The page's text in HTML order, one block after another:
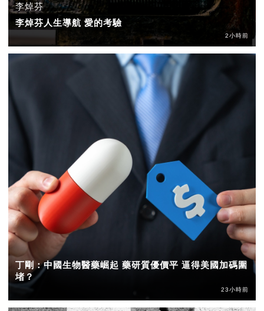
李焯芬
李焯芬人生導航 愛的考驗
2小時前
丁剛：中國生物醫藥崛起 藥研質優價平 逼得美國加碼圍
堵？
23小時前